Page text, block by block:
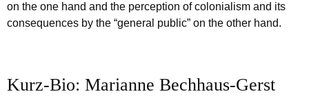
on the one hand and the perception of colonialism and its
consequences by the “general public” on the other hand.
Kurz-Bio: Marianne Bechhaus-Gerst